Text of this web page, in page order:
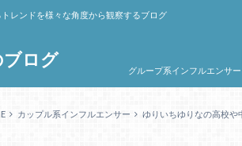
ログ
レンドを様々な角度から観察するブログ
グループ系インフルエンサー
カップル系インフルエンサー ゆりいちゆりなの高校や